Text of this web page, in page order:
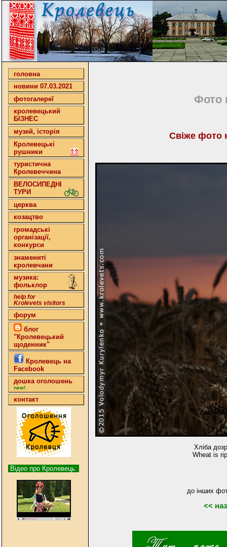
головна
новини 07.03.2021
фотогалереї
кролевецький
БІЗНЕС
музей, історія
Кролевецькі
рушники
туристична
Кролевеччина
ВЕЛОСИПЕДНІ
ТУРИ
церква
козацтво
громадські
організації,
конкурси
знамениті
кролевчани
музика:
фольклор
help for
Krolevets visitors
форум
блог
"Кролевецький
щоденник"
Кролевець на
Facebook
дошка оголошень
new!
контакт
Відео про Кролевець:
Фото
Свіже фото
Хліба
Wheat is
до інших
<<